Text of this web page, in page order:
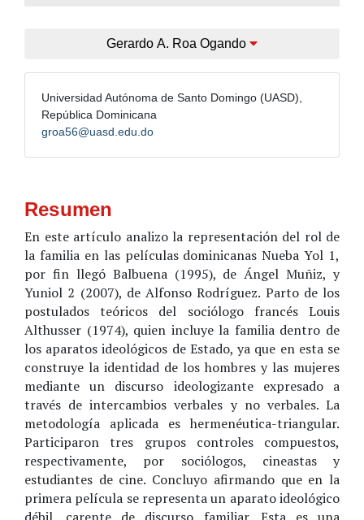
Gerardo A. Roa Ogando
Universidad Autónoma de Santo Domingo (UASD),
República Dominicana
groa56@uasd.edu.do
Resumen
En este artículo analizo la representación del rol de
la familia en las películas dominicanas Nueba Yol 1,
por fin llegó Balbuena (1995), de Ángel Muñiz, y
Yuniol 2 (2007), de Alfonso Rodríguez. Parto de los
postulados teóricos del sociólogo francés Louis
Althusser (1974), quien incluye la familia dentro de
los aparatos ideológicos de Estado, ya que en esta se
construye la identidad de los hombres y las mujeres
mediante un discurso ideologizante expresado a
través de intercambios verbales y no verbales. La
metodología aplicada es hermenéutica-triangular.
Participaron tres grupos controles compuestos,
respectivamente, por sociólogos, cineastas y
estudiantes de cine. Concluyo afirmando que en la
primera película se representa un aparato ideológico